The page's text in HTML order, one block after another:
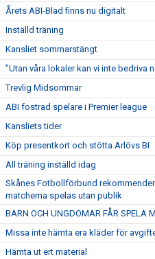
Årets ABI-Blad finns nu digitalt
Inställd träning
Kansliet sommarstängt
”Utan våra lokaler kan vi inte bedriva
Trevlig Midsommar
ABI fostrad spelare i Premier league
Kansliets tider
Köp presentkort och stötta Arlövs BI
All träning inställd idag
Skånes Fotbollförbund
matcherna spelas utan publik
BARN OCH UNGDOMAR FÅR SPELA
Missa inte hämta era kläder för
Hämta ut ert material